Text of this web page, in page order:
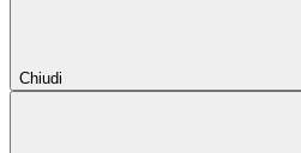
Chiudi